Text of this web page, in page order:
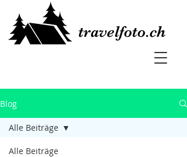
travelfoto.ch
Blog
Alle Beiträge
Alle Beiträge